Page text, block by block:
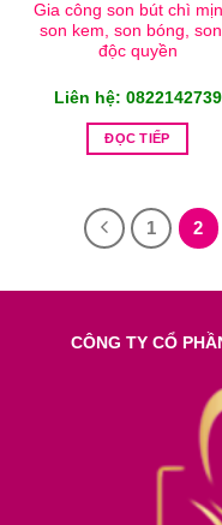
Gia công son bút chì
son kem, son bóng,
độc quyền
Liên hệ: 0822142739
ĐỌC TIẾP
1 2
CÔNG TY CỔ